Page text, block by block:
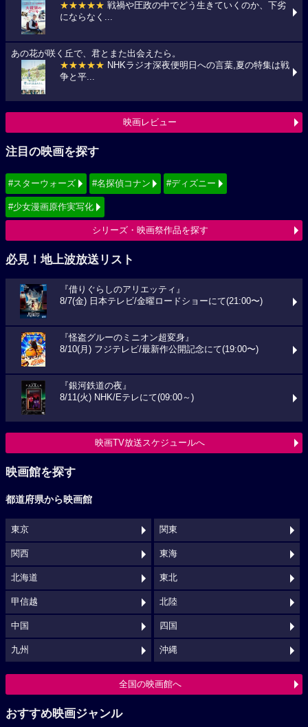
★★★★★ 戦禍や圧政の中でどう生きていくのか、下劣
にならなく...
あの花が咲く丘で、君とまた出会えたら。
★★★★★ NHKラジオ深夜便明日への言葉,夏の特集は戦
争と平...
映画レビュー
注目の映画を探す
#スターウォーズ #名探偵コナン #ディズニー
#少女漫画原作実写化
シリーズ・映画祭作品を探す
必見！地上波放送リスト
『借りぐらしのアリエッティ』
8/7(金) 日本テレビ/金曜ロードショーにて(21:00〜)
『怪盗グルーのミニオン超変身』
8/10(月) フジテレビ/最新作公開記念にて(19:00〜)
『銀河鉄道の夜』
8/11(火) NHK/Eテレにて(09:00～)
映画TV放送スケジュールへ
映画館を探す
都道府県から映画館
東京 関東
関西 東海
北海道 東北
甲信越 北陸
中国 四国
九州 沖縄
全国の映画館へ
おすすめ映画ジャンル